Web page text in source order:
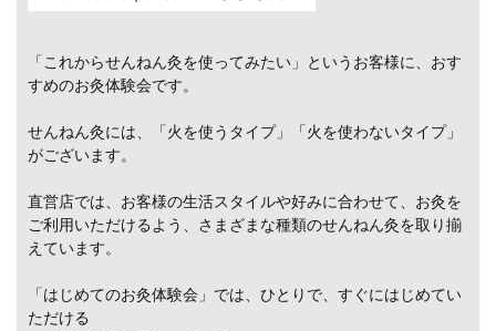
「これからせんねん灸を使ってみたい」というお客様に、おす
すめのお灸体験会です。
せんねん灸には、「火を使うタイプ」「火を使わないタイプ」
がございます。
直営店では、お客様の生活スタイルや好みに合わせて、お灸を
ご利用いただけるよう、さまざまな種類のせんねん灸を取り揃
えています。
「はじめてのお灸体験会」では、ひとりで、すぐにはじめてい
ただける